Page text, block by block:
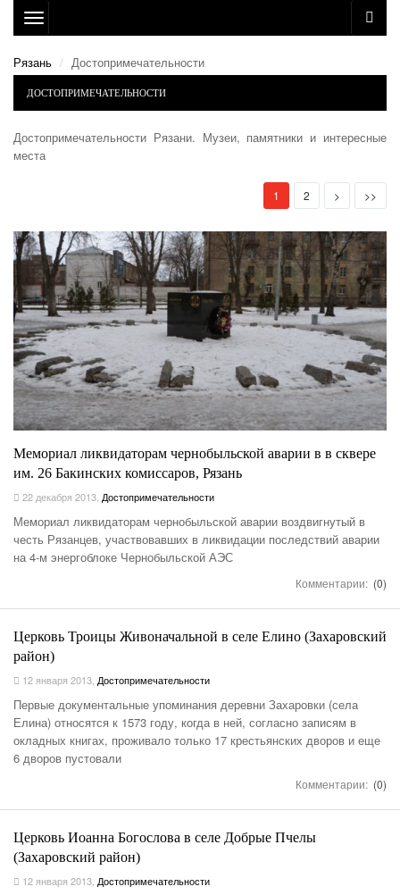
Toggle
navigation
Рязань
Достопримечательности
ДОСТОПРИМЕЧАТЕЛЬНОСТИ
Достопримечательности Рязани. Музеи, памятники и интересные
места
1 (current)
2 > >>
Мемориал ликвидаторам чернобыльской аварии в в сквере
им. 26 Бакинских комиссаров, Рязань
22 декабря 2013 Достопримечательности
Мемориал ликвидаторам чернобыльской аварии воздвигнутый в
честь Рязанцев, участвовавших в ликвидации последствий аварии
на 4-м энергоблоке Чернобыльской АЭС
Комментарии: (0)
Церковь Троицы Живоначальной в селе Елино (Захаровский
район)
12 января 2013 Достопримечательности
Первые документальные упоминания деревни Захаровки (села
Елина) относятся к 1573 году, когда в ней, согласно записям в
окладных книгах, проживало только 17 крестьянских дворов и еще
6 дворов пустовали
Комментарии: (0)
Церковь Иоанна Богослова в селе Добрые Пчелы
(Захаровский район)
12 января 2013 Достопримечательности